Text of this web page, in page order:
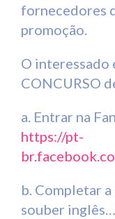
fornecedores
promoção.
O interessado
CONCURSO
a. Entrar na
https://pt-
b. Completar a
souber